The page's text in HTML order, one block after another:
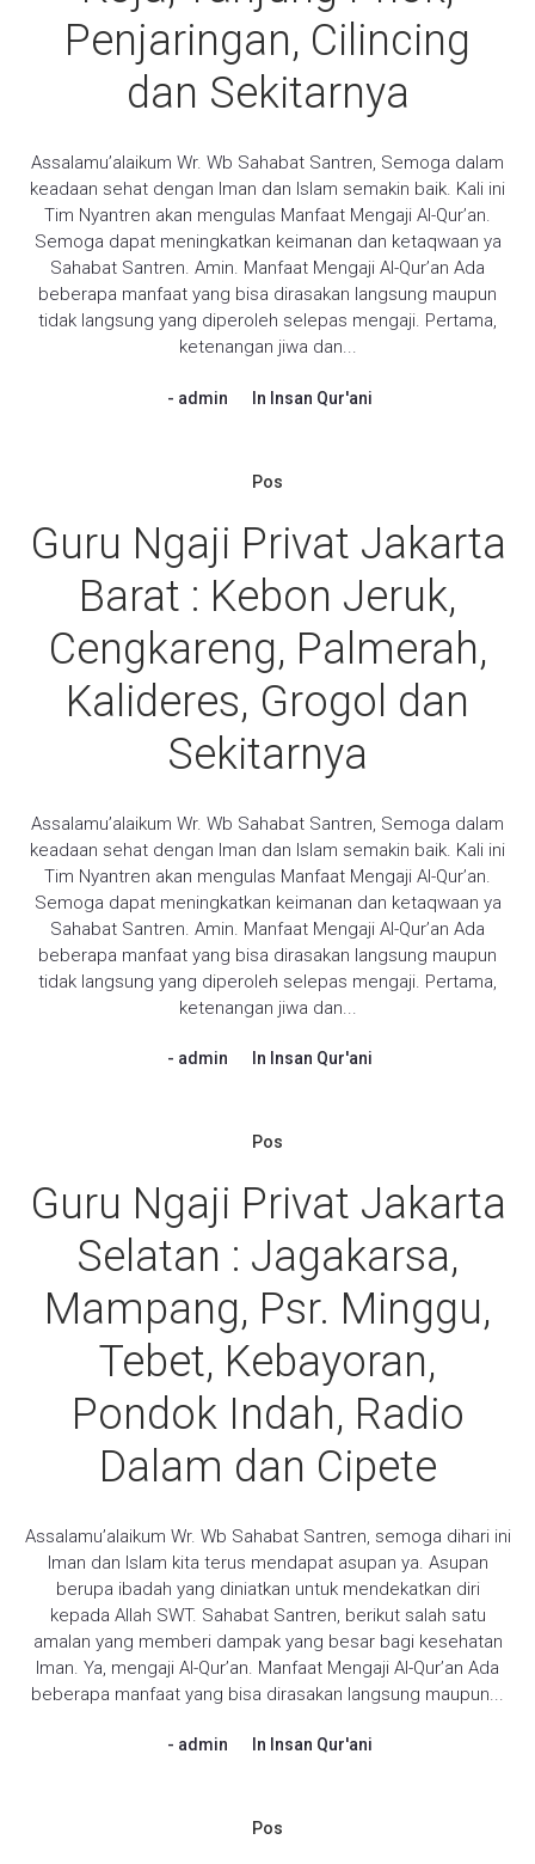
Penjaringan, Cilincing
dan Sekitarnya
Assalamu’alaikum Wr. Wb Sahabat Santren, Semoga dalam
keadaan sehat dengan Iman dan Islam semakin baik. Kali ini
Tim Nyantren akan mengulas Manfaat Mengaji Al-Qur’an.
Semoga dapat meningkatkan keimanan dan ketaqwaan ya
Sahabat Santren. Amin. Manfaat Mengaji Al-Qur’an Ada
beberapa manfaat yang bisa dirasakan langsung maupun
tidak langsung yang diperoleh selepas mengaji. Pertama,
ketenangan jiwa dan...
admin In Insan Qur'ani
Pos
Guru Ngaji Privat Jakarta
Barat : Kebon Jeruk,
Cengkareng, Palmerah,
Kalideres, Grogol dan
Sekitarnya
Assalamu’alaikum Wr. Wb Sahabat Santren, Semoga dalam
keadaan sehat dengan Iman dan Islam semakin baik. Kali ini
Tim Nyantren akan mengulas Manfaat Mengaji Al-Qur’an.
Semoga dapat meningkatkan keimanan dan ketaqwaan ya
Sahabat Santren. Amin. Manfaat Mengaji Al-Qur’an Ada
beberapa manfaat yang bisa dirasakan langsung maupun
tidak langsung yang diperoleh selepas mengaji. Pertama,
ketenangan jiwa dan...
admin In Insan Qur'ani
Pos
Guru Ngaji Privat Jakarta
Selatan : Jagakarsa,
Mampang, Psr. Minggu,
Tebet, Kebayoran,
Pondok Indah, Radio
Dalam dan Cipete
Assalamu’alaikum Wr. Wb Sahabat Santren, semoga dihari ini
Iman dan Islam kita terus mendapat asupan ya. Asupan
berupa ibadah yang diniatkan untuk mendekatkan diri
kepada Allah SWT. Sahabat Santren, berikut salah satu
amalan yang memberi dampak yang besar bagi kesehatan
Iman. Ya, mengaji Al-Qur’an. Manfaat Mengaji Al-Qur’an Ada
beberapa manfaat yang bisa dirasakan langsung maupun...
admin In Insan Qur'ani
Pos